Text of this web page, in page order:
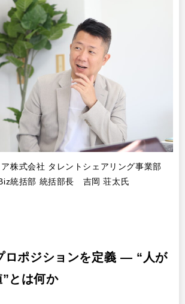
株式会社 タレントシェアリング事業部
統括部 統括部長 吉岡 荘太氏
ロポジションを定義 ― “人が
とは何か